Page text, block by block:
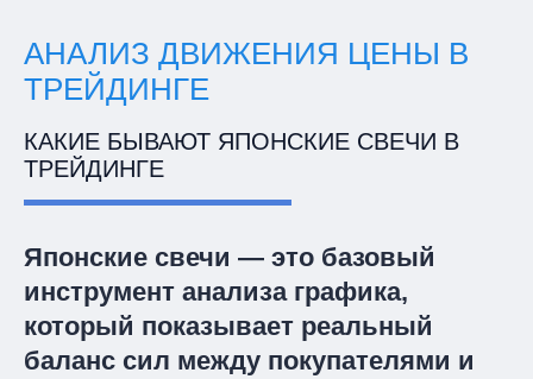
АНАЛИЗ ДВИЖЕНИЯ ЦЕНЫ В
ТРЕЙДИНГЕ
КАКИЕ БЫВАЮТ ЯПОНСКИЕ СВЕЧИ В
ТРЕЙДИНГЕ
Японские свечи — это базовый
инструмент анализа графика,
который показывает реальный
баланс сил между покупателями и